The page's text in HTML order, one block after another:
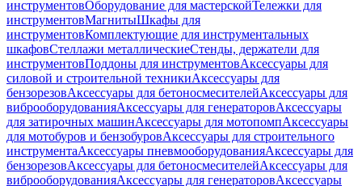
инструментовОборудование для мастерскойТележки для
инструментовМагнитыШкафы для
инструментовКомплектующие для инструментальных
шкафовСтеллажи металлическиеСтенды, держатели для
инструментовПоддоны для инструментовАксессуары для
силовой и строительной техникиАксессуары для
бензорезовАксессуары для бетоносмесителейАксессуары для
виброоборудованияАксессуары для генераторовАксессуары
для затирочных машинАксессуары для мотопомпАксессуары
для мотобуров и бензобуровАксессуары для строительного
инструментаАксессуары пневмооборудованияАксессуары для
бензорезовАксессуары для бетоносмесителейАксессуары для
виброоборудованияАксессуары для генераторовАксессуары